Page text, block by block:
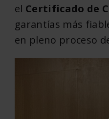
el Certificado de
garantías más
en pleno proceso